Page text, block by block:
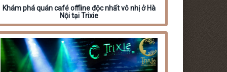
Khám phá quán café offline độc nhất vô nhị ở Hà
Nội tại Trixie